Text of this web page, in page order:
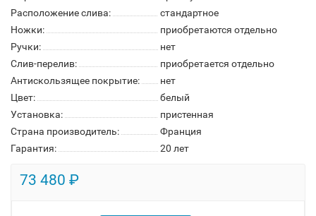
Расположение слива:
стандартное
Ножки:
приобретаются отдельно
Ручки:
нет
Слив-перелив:
приобретается отдельно
Антискользящее покрытие:
нет
Цвет:
белый
Установка:
пристенная
Страна производитель:
Франция
Гарантия:
20 лет
73 480 ₽